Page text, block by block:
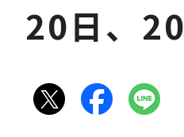
20日、